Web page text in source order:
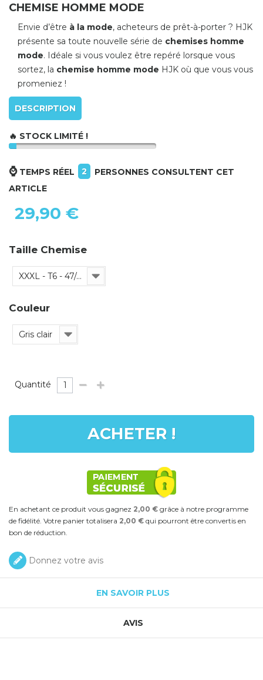
CHEMISE HOMME MODE
Envie d’être à la mode, acheteurs de prêt-à-porter ? HJK
présente sa toute nouvelle série de chemises homme
mode. Idéale si vous voulez être repéré lorsque vous
sortez, la chemise homme mode HJK où que vous vous
promeniez !
DESCRIPTION
🔥 STOCK LIMITÉ !
⌚TEMPS RÉEL 2
PERSONNES CONSULTENT CET
ARTICLE
29,90 €
Taille Chemise
XXXL - T6 - 47/48
Couleur
Gris clair
Quantité
ACHETER !
En achetant ce produit vous gagnez 2,00 € grâce à notre programme
de fidélité. Votre panier totalisera 2,00 € qui pourront être convertis en
bon de réduction.
Donnez votre avis
EN SAVOIR PLUS
AVIS